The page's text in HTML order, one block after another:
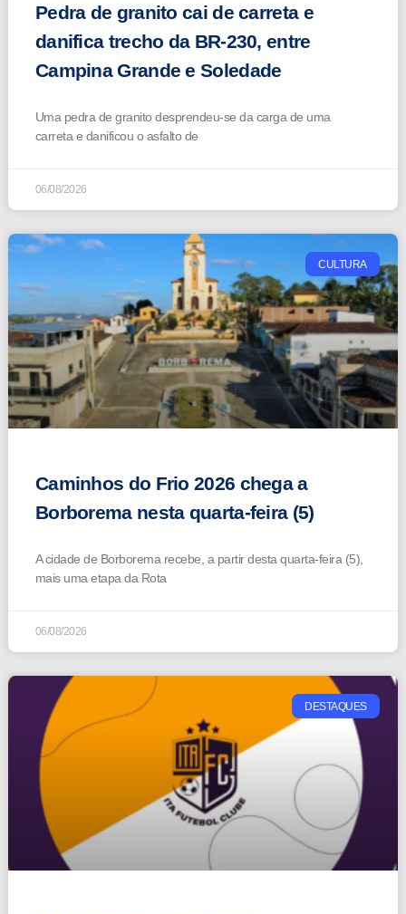
Pedra de granito cai de carreta e
danifica trecho da BR-230, entre
Campina Grande e Soledade
Uma pedra de granito desprendeu-se da carga de uma
carreta e danificou o asfalto de
06/08/2026
CULTURA
Caminhos do Frio 2026 chega a
Borborema nesta quarta-feira (5)
A cidade de Borborema recebe, a partir desta quarta-feira (5),
mais uma etapa da Rota
06/08/2026
DESTAQUES